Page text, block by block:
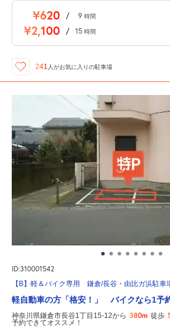
¥620 / 9 時間
¥2,100 / 15 時間
241 人がお気に入りの駐車場
ID:310001542
【B】軽＆バイク専用 鎌倉/長谷・由比ガ浜駐車
軽自動車の方「格安！」 バイクなら1予
神奈川県鎌倉市長谷1丁目15-12から 380m 徒歩
予約できてオススメ！